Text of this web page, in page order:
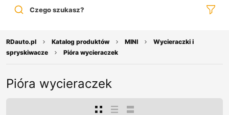
Czego szukasz?
RDauto.pl Katalog produktów MINI
Wycieraczki i
spryskiwacze
Pióra wycieraczek
Pióra wycieraczek